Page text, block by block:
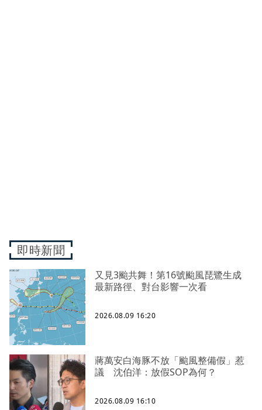
即時新聞
又見3颱共舞！第16號颱風琵鷺生成
最新路徑、對台影響一次看
2026.08.09 16:20
蔣萬安白海豚不放「颱風整備假」惹
議 沈伯洋：放假SOP為何？
2026.08.09 16:10